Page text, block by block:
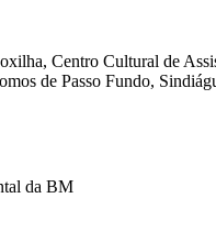
Centro Cultural de
de Passo Fundo,
da BM